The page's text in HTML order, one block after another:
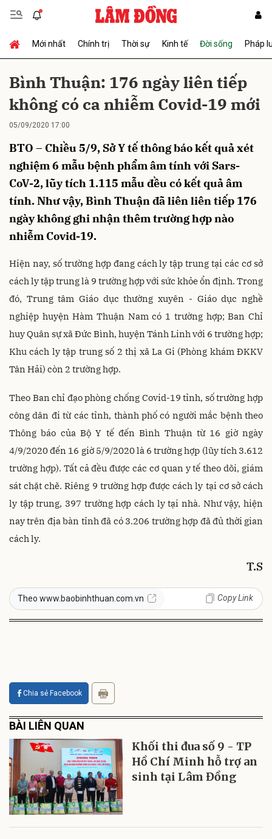
Mới nhất Chính trị Thời sự Kinh tế Đời sống Pháp
Bình Thuận: 176 ngày liên tiếp
không có ca nhiễm Covid-19 mới
05/09/2020 17:00
BTO – Chiều 5/9, Sở Y tế thông báo kết quả xét
nghiệm 6 mẫu bệnh phẩm âm tính với Sars-
CoV-2, lũy tích 1.115 mẫu đều có kết quả âm
tính. Như vậy, Bình Thuận đã liên liên tiếp 176
ngày không ghi nhận thêm trường hợp nào
nhiễm Covid-19.
Hiện nay, số trường hợp đang cách ly tập trung tại các cơ sở
cách ly tập trung là 9 trường hợp với sức khỏe ổn định. Trong
đó, Trung tâm Giáo dục thường xuyên - Giáo dục nghề
nghiệp huyện Hàm Thuận Nam có 1 trường hợp; Ban Chỉ
huy Quân sự xã Đức Bình, huyện Tánh Linh với 6 trường hợp;
Khu cách ly tập trung số 2 thị xã La Gi (Phòng khám ĐKKV
Tân Hải) còn 2 trường hợp.
Theo Ban chỉ đạo phòng chống Covid-19 tỉnh, số trường hợp
công dân đi từ các tỉnh, thành phố có người mắc bệnh theo
Thông báo của Bộ Y tế đến Bình Thuận từ 16 giờ ngày
4/9/2020 đến 16 giờ 5/9/2020 là 6 trường hợp (lũy tích 3.612
trường hợp). Tất cả đều được các cơ quan y tế theo dõi, giám
sát chặt chẽ. Riêng 9 trường hợp được cách ly tại cơ sở cách
ly tập trung, 397 trường hợp cách ly tại nhà. Như vậy, hiện
nay trên địa bàn tỉnh đã có 3.206 trường hợp đã đủ thời gian
cách ly.
T.S
Theo www.baobinhthuan.com.vn Copy Link
Chia sẻ Facebook
BÀI LIÊN QUAN
Khối thi đua số 9 - TP
Hồ Chí Minh hỗ trợ an
sinh tại Lâm Đồng
Gửi bình luận
Hủy Gửi